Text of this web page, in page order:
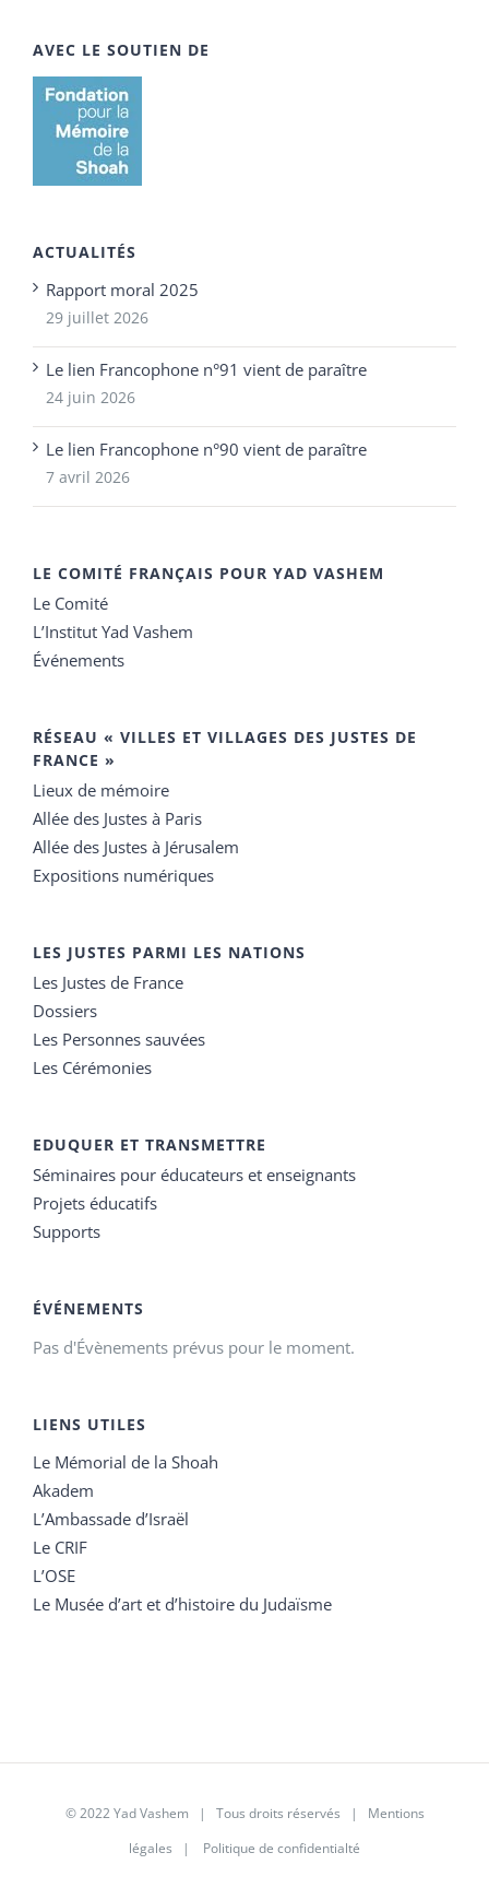
AVEC LE SOUTIEN DE
ACTUALITÉS
Rapport moral 2025
29 juillet 2026
Le lien Francophone n°91 vient de paraître
24 juin 2026
Le lien Francophone n°90 vient de paraître
7 avril 2026
LE COMITÉ FRANÇAIS POUR YAD VASHEM
Le Comité
L’Institut Yad Vashem
Événements
RÉSEAU « VILLES ET VILLAGES DES JUSTES DE
FRANCE »
Lieux de mémoire
Allée des Justes à Paris
Allée des Justes à Jérusalem
Expositions numériques
LES JUSTES PARMI LES NATIONS
Les Justes de France
Dossiers
Les Personnes sauvées
Les Cérémonies
EDUQUER ET TRANSMETTRE
Séminaires pour éducateurs et enseignants
Projets éducatifs
Supports
ÉVÉNEMENTS
Pas d'Évènements prévus pour le moment.
LIENS UTILES
Le Mémorial de la Shoah
Akadem
L’Ambassade d’Israël
Le CRIF
L’OSE
Le Musée d’art et d’histoire du Judaïsme
© 2022 Yad Vashem | Tous droits réservés | Mentions
légales | Politique de confidentialté